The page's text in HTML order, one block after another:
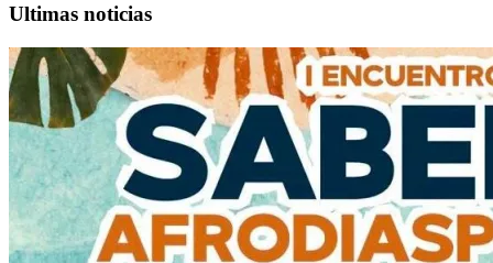
Ultimas noticias